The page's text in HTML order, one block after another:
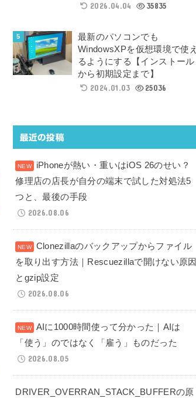
2026.04.04
35835
最新のパソコンでも
WindowsXPを仮想環境で使え
るようにする【インストール
から初期設定まで】
2024.01.03
25036
最近の投稿
iPhoneが熱い・重いはiOS 26のせい？
修理店の店長が自分の端末で試した対処法5
つと、最後の手段
2026.08.06
Clonezillaのバックアップからファイル
を取り出す方法｜Rescuezillaで開けない原因
とgzip設定
2026.08.06
AIに1000時間使って分かった｜AIは
「使う」のではなく「雇う」ものだった
2026.08.05
DRIVER_OVERRAN_STACK_BUFFERの原